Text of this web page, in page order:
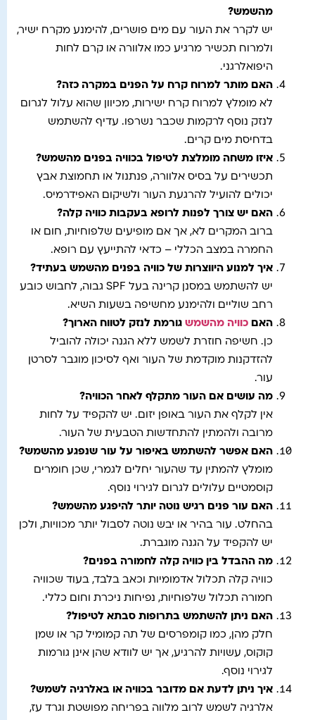
מהשמש?
יש לקרר את העור עם מים פושרים, להימנע מקרח ישיר,
ולמרוח תכשיר מרגיע כמו אלוורה או קרם לחות
היפואלרגני.
האם מותר למרוח קרח על הפנים במקרה כזה?
לא מומלץ למרוח קרח ישירות, מכיוון שהוא עלול לגרום
לנזק נוסף לרקמות שכבר נשרפו. עדיף להשתמש
בדחיסת מים קרים.
איזו משחה מומלצת לטיפול בכוויה בפנים מהשמש?
תכשירים על בסיס אלוורה, פנתנול או תחמוצת אבץ
יכולים להועיל להרגעת העור ולשיקום האפידרמיס.
האם יש צורך לפנות לרופא בעקבות כוויה קלה?
ברוב המקרים לא, אך אם מופיעים שלפוחיות, חום או
החמרה במצב הכללי – כדאי להתייעץ עם רופא.
איך למנוע היווצרות של כוויה בפנים מהשמש בעתיד?
יש להשתמש במסנן קרינה בעל SPF גבוה, לחבוש כובע
רחב שוליים ולהימנע מחשיפה בשעות השיא.
האם כוויה מהשמש גורמת לנזק לטווח הארוך?
כן. חשיפה חוזרת לשמש ללא הגנה יכולה להוביל
להזדקנות מוקדמת של העור ואף לסיכון מוגבר לסרטן
עור.
מה עושים אם העור מתקלף לאחר הכוויה?
אין לקלף את העור באופן יזום. יש להקפיד על לחות
מרובה ולהמתין להתחדשות הטבעית של העור.
האם אפשר להשתמש באיפור על עור שנפגע מהשמש?
מומלץ להמתין עד שהעור יחלים לגמרי, שכן חומרים
קוסמטיים עלולים לגרום לגירוי נוסף.
האם עור פנים רגיש נוטה יותר להיפגע מהשמש?
בהחלט. עור בהיר או יבש נוטה לסבול יותר מכוויות, ולכן
יש להקפיד על הגנה מוגברת.
מה ההבדל בין כוויה קלה לחמורה בפנים?
כוויה קלה תכלול אדמומיות וכאב בלבד, בעוד שכוויה
חמורה תכלול שלפוחיות, נפיחות ניכרת וחום כללי.
האם ניתן להשתמש בתרופות סבתא לטיפול?
חלק מהן, כמו קומפרסים של תה קמומיל קר או שמן
קוקוס, עשויות להרגיע, אך יש לוודא שהן אינן גורמות
לגירוי נוסף.
איך ניתן לדעת אם מדובר בכוויה או באלרגיה לשמש?
אלרגיה לשמש לרוב מלווה בפריחה מפושטת וגרד עז,